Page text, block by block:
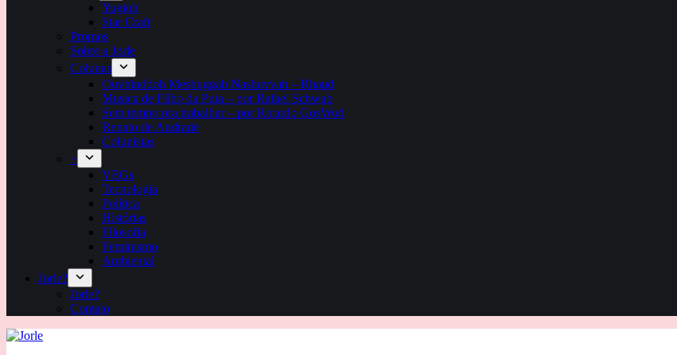
Yugioh
Star Craft
Promos
Sobre a Jorle
Colunas
Ouvhinddoh Meshuggah Nashuvvah – Rhaud
Musica de Filho da Puta – por Rafael Schwab
Sem tempo pra trabalhar – por Ricardo GosWod
Renato de Andrade
Colunistas
+
VEGs
Tecnologia
Política
Histórias
Filosofia
Feminismo
Ambiental
Jorle?
Jorle?
Contato